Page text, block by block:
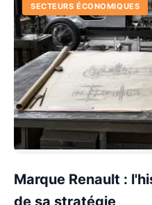
SECTEURS ÉCONOMIQUES
Marque Renault :
de sa stratégie